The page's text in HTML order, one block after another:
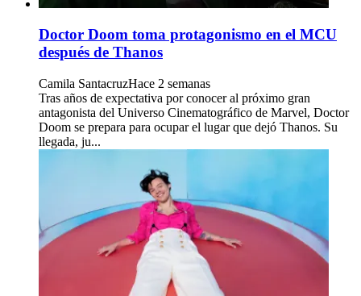
Doctor Doom toma protagonismo en el MCU
después de Thanos
Camila SantacruzHace 2 semanas
Tras años de expectativa por conocer al próximo gran
antagonista del Universo Cinematográfico de Marvel, Doctor
Doom se prepara para ocupar el lugar que dejó Thanos. Su
llegada, ju...